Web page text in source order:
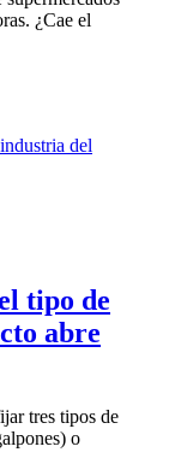
¿Cae el
tipo de
abre
tres tipos de
o